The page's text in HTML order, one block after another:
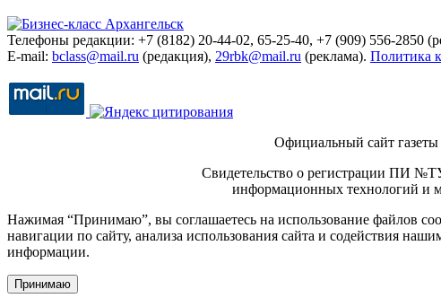
Телефоны редакции: +7 (8182) 20-44-02, 65-25-40, +7 (909) 556-2850
E-mail: bclass@mail.ru (редакция), 29rbk@mail.ru (реклама). Политика
Официальный сайт
Свидетельство о регистрации ПИ
информационных технологий и
Нажимая “Принимаю”, вы соглашаетесь на использование файлов
навигации по сайту, анализа использования сайта и содействия
информации.
Принимаю